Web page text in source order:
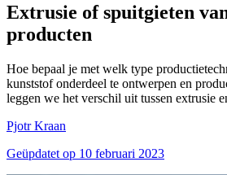
Extrusie of spuitgieten
producten
Hoe bepaal je met welk type
kunststof onderdeel te ontwerpen en
leggen we het verschil uit tussen extrusie
Pjotr Kraan
Geüpdatet op 10 februari 2023